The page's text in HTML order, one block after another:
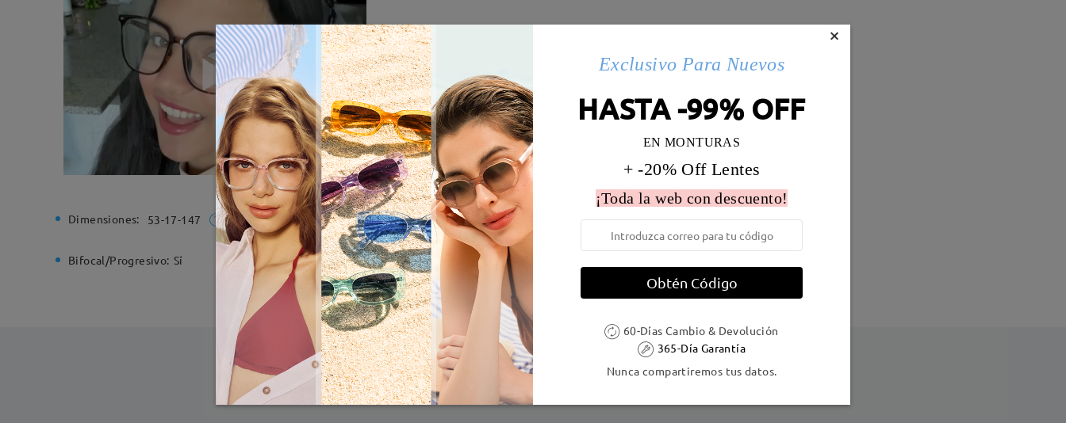
Dimensiones: 53-17-147 Ancho de la montura: 131 mm Medio) Diametro de lentes: 55 mm Peso:
Bifocal/Progresivo: Sí Bisagra de resorte: No
DELIVERY
×
Exclusivo Para Nuevos
HASTA -99% OFF
EN MONTURAS
+ -20% Off Lentes
¡Toda la web con descuento!
Obtén Código
60-Días Cambio & Devolución
365-Día Garantía
Nunca compartiremos tus datos.